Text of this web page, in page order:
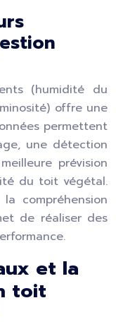
(humidité du
offre une
permettent
une détection
prévision
du toit végétal.
compréhension
de réaliser des
et la
toit